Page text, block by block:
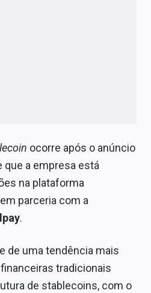
ocorre após o anúncio
a empresa está
na plataforma
parceria com a
.
de uma tendência mais
tradicionais
de stablecoins, com o